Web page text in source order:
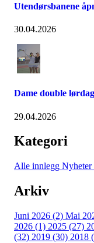
Utendørsbanene
30.04.2026
Dame double
29.04.2026
Kategori
Alle innlegg Nyheter
Arkiv
Juni 2026 (2) Mai
2026 (1) 2025 (27)
(32) 2019 (30) 2018